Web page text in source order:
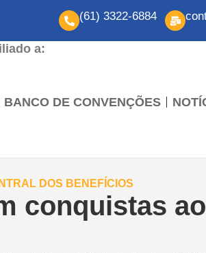
(61) 3322-6884
a:
BANCO DE CONVENÇÕES
conquistas